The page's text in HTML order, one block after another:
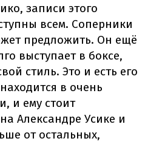
записи этого
всем. Соперники
предложить. Он ещё
выступает в боксе,
стиль. Это и есть его
в очень
и ему стоит
Александре Усике и
от остальных,